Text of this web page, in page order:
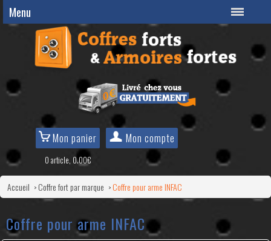
Menu
Mon panier
0 article, 0.00€
Mon compte
Accueil > Coffre fort par marque >Coffre pour arme INFAC
Coffre pour arme INFAC